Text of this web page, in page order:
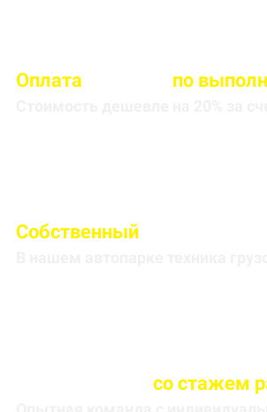
Оплата по
Собственный
со стажем